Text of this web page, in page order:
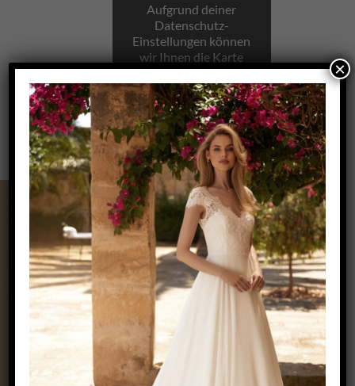
Aufgrund deiner
Datenschutz-
Einstellungen können
wir Ihnen die Karte
nicht anzeigen.
Klicken Sie hier, um
die Karte in einem
neuen Fenster zu
öffnen.
×